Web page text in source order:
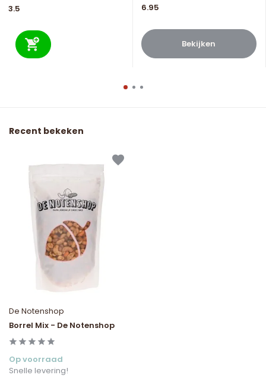
3.5
6.95
Bekijken
Recent bekeken
De Notenshop
Borrel Mix - De Notenshop
Op voorraad
Snelle levering!